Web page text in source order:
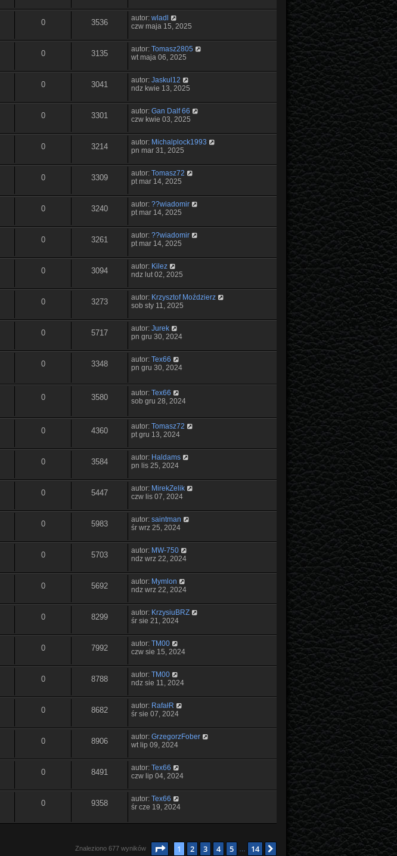
0 3536 autor:wladl
czw maja 15, 2025
0 3135 autor:Tomasz2805
wt maja 06, 2025
0 3041 autor:Jaskul12
ndz kwie 13, 2025
0 3301 autor:Gan Dalf 66
czw kwie 03, 2025
0 3214 autor: Michalplock1993
pn mar 31, 2025
0 3309 autor:Tomasz72
pt mar 14, 2025
0 3240 autor:??wiadomir
pt mar 14, 2025
0 3261 autor:??wiadomir
pt mar 14, 2025
0 3094 autor: Kilez
ndz lut 02, 2025
0 3273 autor: Krzysztof Moździerz
sob sty 11, 2025
0 5717 autor:Jurek
pn gru 30, 2024
0 3348 autor:Tex66
pn gru 30, 2024
0 3580 autor:Tex66
sob gru 28, 2024
0 4360 autor:Tomasz72
pt gru 13, 2024
0 3584 autor: Haldams
pn lis 25, 2024
0 5447 autor: MirekZelik
czw lis 07, 2024
0 5983 autor:saintman
śr wrz 25, 2024
0 5703 autor: MW-750
ndz wrz 22, 2024
0 5692 autor: Mymlon
ndz wrz 22, 2024
0 8299 autor: KrzysiuBRZ
śr sie 21, 2024
0 7992 autor:TM00
czw sie 15, 2024
0 8788 autor:TM00
ndz sie 11, 2024
0 8682 autor: RafałR
śr sie 07, 2024
0 8906 autor:GrzegorzFober
wt lip 09, 2024
0 8491 autor:Tex66
czw lip 04, 2024
0 9358 autor:Tex66
śr cze 19, 2024
Znaleziono 677 wyników Strona1 z14
1 2 3 4 5 14 Następna